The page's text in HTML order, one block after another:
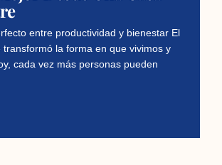
entre productividad y bienestar El
transformó la forma en que vivimos y
cada vez más personas pueden